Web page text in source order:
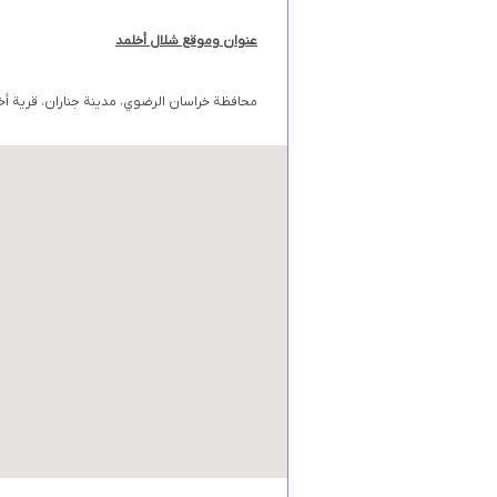
عنوان وموقع شلال أخلمد
محافظة خراسان الرضوي، مدينة جناران، قرية